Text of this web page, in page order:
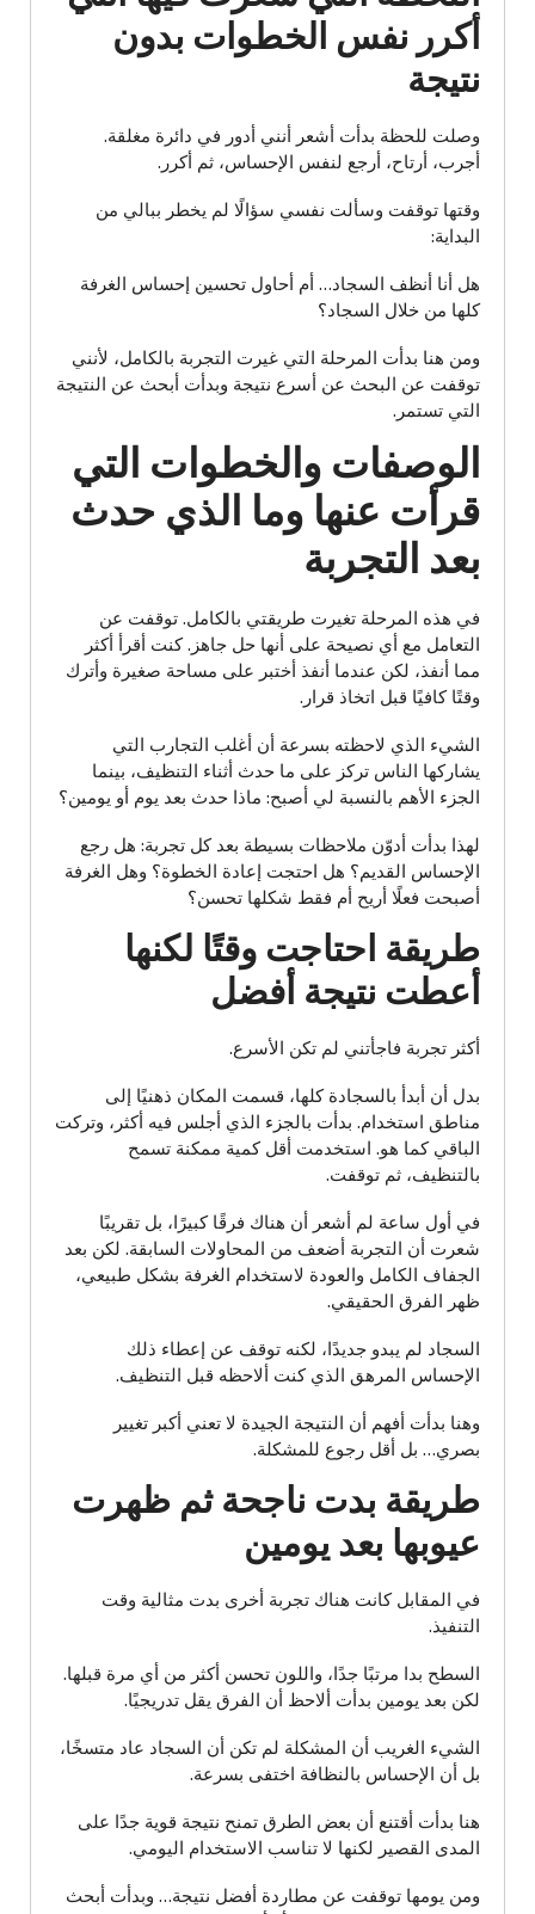
أكرر نفس الخطوات بدون
نتيجة
وصلت للحظة بدأت أشعر أنني أدور في دائرة مغلقة.
أجرب، أرتاح، أرجع لنفس الإحساس، ثم أكرر.
وقتها توقفت وسألت نفسي سؤالًا لم يخطر ببالي من
البداية:
هل أنا أنظف السجاد… أم أحاول تحسين إحساس الغرفة
كلها من خلال السجاد؟
ومن هنا بدأت المرحلة التي غيرت التجربة بالكامل، لأنني
توقفت عن البحث عن أسرع نتيجة وبدأت أبحث عن النتيجة
التي تستمر.
الوصفات والخطوات التي
قرأت عنها وما الذي حدث
بعد التجربة
في هذه المرحلة تغيرت طريقتي بالكامل. توقفت عن
التعامل مع أي نصيحة على أنها حل جاهز. كنت أقرأ أكثر
مما أنفذ، لكن عندما أنفذ أختبر على مساحة صغيرة وأترك
وقتًا كافيًا قبل اتخاذ قرار.
الشيء الذي لاحظته بسرعة أن أغلب التجارب التي
يشاركها الناس تركز على ما حدث أثناء التنظيف، بينما
الجزء الأهم بالنسبة لي أصبح: ماذا حدث بعد يوم أو يومين؟
لهذا بدأت أدوّن ملاحظات بسيطة بعد كل تجربة: هل رجع
الإحساس القديم؟ هل احتجت إعادة الخطوة؟ وهل الغرفة
أصبحت فعلًا أريح أم فقط شكلها تحسن؟
طريقة احتاجت وقتًا لكنها
أعطت نتيجة أفضل
أكثر تجربة فاجأتني لم تكن الأسرع.
بدل أن أبدأ بالسجادة كلها، قسمت المكان ذهنيًا إلى
مناطق استخدام. بدأت بالجزء الذي أجلس فيه أكثر، وتركت
الباقي كما هو. استخدمت أقل كمية ممكنة تسمح
بالتنظيف، ثم توقفت.
في أول ساعة لم أشعر أن هناك فرقًا كبيرًا، بل تقريبًا
شعرت أن التجربة أضعف من المحاولات السابقة. لكن بعد
الجفاف الكامل والعودة لاستخدام الغرفة بشكل طبيعي،
ظهر الفرق الحقيقي.
السجاد لم يبدو جديدًا، لكنه توقف عن إعطاء ذلك
الإحساس المرهق الذي كنت ألاحظه قبل التنظيف.
وهنا بدأت أفهم أن النتيجة الجيدة لا تعني أكبر تغيير
بصري… بل أقل رجوع للمشكلة.
طريقة بدت ناجحة ثم ظهرت
عيوبها بعد يومين
في المقابل كانت هناك تجربة أخرى بدت مثالية وقت
التنفيذ.
السطح بدا مرتبًا جدًا، واللون تحسن أكثر من أي مرة قبلها.
لكن بعد يومين بدأت ألاحظ أن الفرق يقل تدريجيًا.
الشيء الغريب أن المشكلة لم تكن أن السجاد عاد متسخًا،
بل أن الإحساس بالنظافة اختفى بسرعة.
هنا بدأت أقتنع أن بعض الطرق تمنح نتيجة قوية جدًا على
المدى القصير لكنها لا تناسب الاستخدام اليومي.
ومن يومها توقفت عن مطاردة أفضل نتيجة… وبدأت أبحث